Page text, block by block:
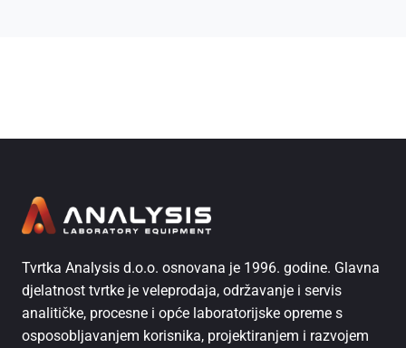
Tvrtka Analysis d.o.o. osnovana je 1996. godine. Glavna
djelatnost tvrtke je veleprodaja, održavanje i servis
analitičke, procesne i opće laboratorijske opreme s
osposobljavanjem korisnika, projektiranjem i razvojem